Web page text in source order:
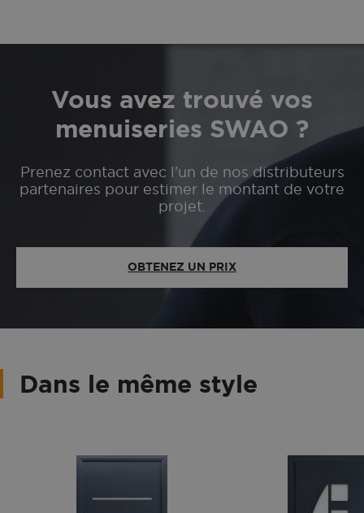
Vous avez trouvé vos
menuiseries SWAO ?
Prenez contact avec l'un de nos distributeurs
partenaires pour estimer le montant de votre
projet.
OBTENEZ UN PRIX
Dans le même style